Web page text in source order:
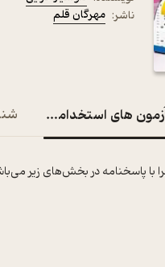
ناشر: مهرگان قلم
های استخدامی و